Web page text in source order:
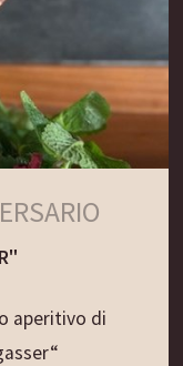
aperitivo di